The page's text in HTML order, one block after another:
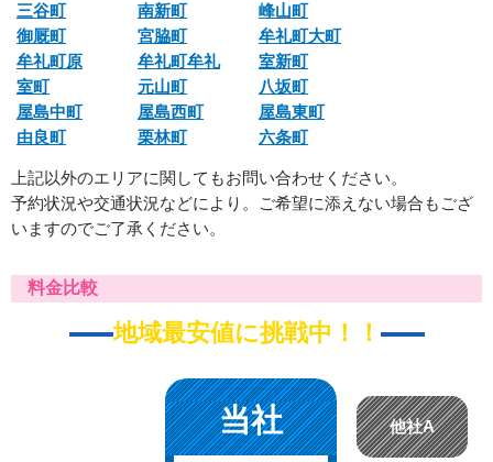
三谷町
南新町
峰山町
御厩町
宮脇町
牟礼町大町
牟礼町原
牟礼町牟礼
室新町
室町
元山町
八坂町
屋島中町
屋島西町
屋島東町
由良町
栗林町 六条町
上記以外のエリアに関してもお問い合わせください。
予約状況や交通状況などにより。ご希望に添えない場合もござ
いますのでご了承ください。
料金比較
地域最安値に挑戦中！！
当社 他社A